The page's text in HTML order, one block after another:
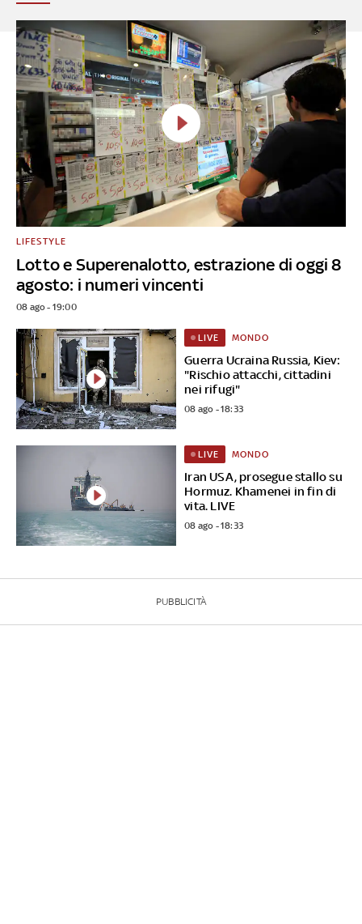
Lotto e Superenalotto, estrazione di oggi 8
agosto: i numeri vincenti
LIFESTYLE
08 ago - 19:00
Guerra Ucraina Russia, Kiev:
"Rischio attacchi, cittadini
nei rifugi"
LIVE MONDO
08 ago - 18:33
Iran USA, prosegue stallo su
Hormuz. Khamenei in fin di
vita. LIVE
LIVE MONDO
08 ago - 18:33
PUBBLICITÀ